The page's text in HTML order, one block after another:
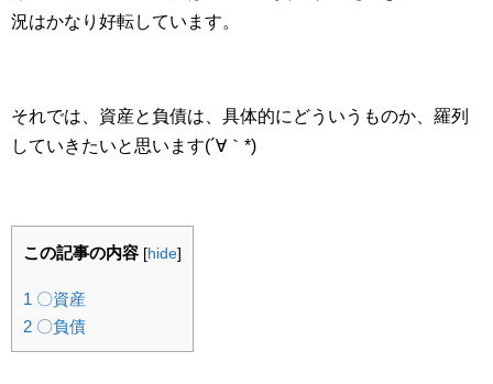
況はかなり好転しています。
それでは、資産と負債は、具体的にどういうものか、羅列
していきたいと思います(´∀｀*)
この記事の内容 [hide]
1 〇資産
2 〇負債